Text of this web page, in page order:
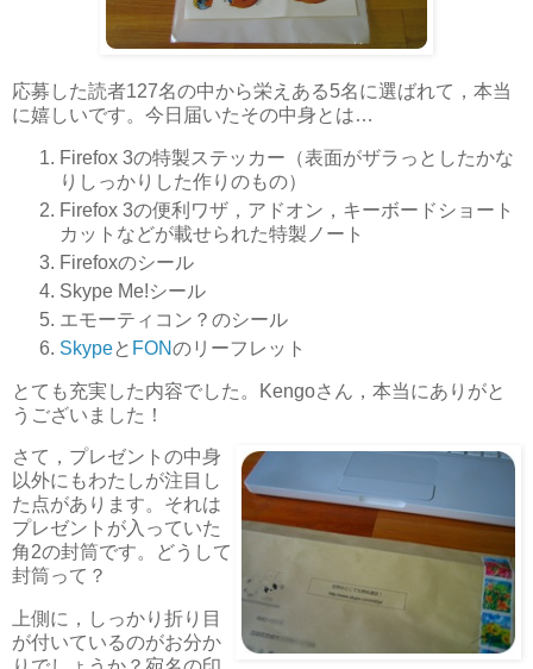
応募した読者127名の中から栄えある5名に選ばれて，本当
に嬉しいです。今日届いたその中身とは…
Firefox 3の特製ステッカー（表面がザラっとしたかな
りしっかりした作りのもの）
Firefox 3の便利ワザ，アドオン，キーボードショート
カットなどが載せられた特製ノート
Firefoxのシール
Skype Me!シール
エモーティコン？のシール
Skypeと FONのリーフレット
とても充実した内容でした。Kengoさん，本当にありがと
うございました！
さて，プレゼントの中身
以外にもわたしが注目し
た点があります。それは
プレゼントが入っていた
角2の封筒です。どうして
封筒って？
上側に，しっかり折り目
が付いているのがお分か